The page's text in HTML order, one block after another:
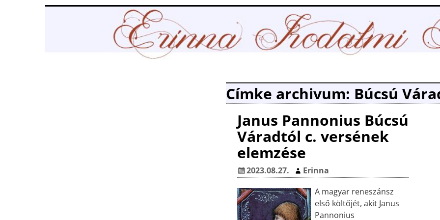
Címke archivum: Búcsú
Janus Pannonius Búcsú
Váradtól c. versének
elemzése
2023.08.27.
Erinna
A magyar reneszánsz
első költőjét, akit Janus
Pannonius